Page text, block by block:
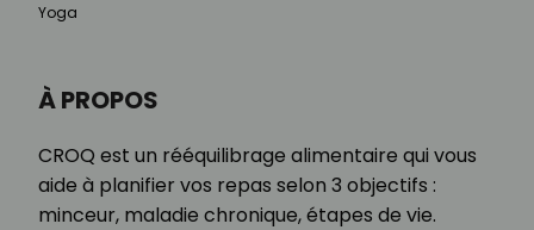
À PROPOS
CROQ est un rééquilibrage alimentaire qui vous
aide à planifier vos repas selon 3 objectifs :
minceur, maladie chronique, étapes de vie.
Yoga